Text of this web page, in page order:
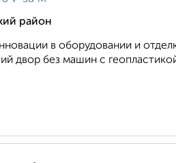
район
в оборудовании и
двор без машин с